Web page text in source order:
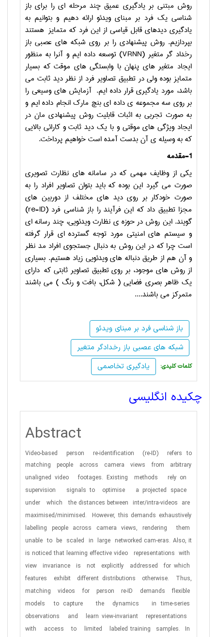
روش مبتنی بر یادگیری عمیق چند مرحله ای را برای باز
شناسی یک فرد بر مبنای ویدئو ارائه دهیم و بتوانیم به
یادگیری دیدهای قابل قیاسی از این فرد که متمایز هستند
بپردازیم. روش پیشنهادی را بر روی شبکه های عصبی باز
رخداد گر متغیر (VRNN) توسعه داده ایم و آنرا به منظور
ایجاد متغیر های پنهان با وابستگی های موقت که بسیار
متمایز بوده ولی در تطبیق تصاویر فرد از نظر دید ثابت می
باشد، مورد یادگیری قرار داده ایم. آزمایش های وسیعی را
بر روی سه مجموعه ی داده ای بنچ مارک انجام داده ایم و
به صورت تجربی به اثبات قابلیت روش پیشنهادی مان در
ایجاد ویژگی های موقتی و با یک دید ثابت و کارائی بالایی
که به وسیله ی آن بدست آمده است خواهیم پرداخت.
1-مقدمه
یکی از وظایف مهمی که در سامانه های نظارت تصویری
صورت می گیرد این بوده که باید بتوان تصاویر افراد را به
صورت خودکار بر روی دید های مختلف از دوربین های
مجزا تطبیق داد که این فرآیند را باز شناسی فرد (re-ID)
گویند. این روش در حوزه ی نظارت ویدئویی، چند رسانه ای
و سیستم های امنیتی مورد توجه گسترده ای قرار گرفته
است چرا که در این روش به دنبال جستجوی افراد مد نظر
و آن هم از طریق دنباله های ویدئویی زیاد هستیم. بسیاری
از روش های موجود، بر روی تطبیق تصاویر ثابتی که دارای
یک ظاهر بصری فضایی ( شکل، بافت و رنگ ) می باشند
متمرکز می باشند....
باز شناسی فرد بر مبنای ویدئو
شبکه های عصبی باز رخدادگر متغیر
یادگیری تخاصمی
:کلمات کلیدی
چکیده انگلیسی
Abstract
Video-based person re-identification (re-ID)
refers to
matching people across camera views from arbitrary
unaligned video
footages. Existing methods rely on
supervision
signals to optimise a projected space
under
which the distances between inter/intra-videos are
maximised/minimised.
However, this demands exhaustively
labelling people across camera views, rendering
them
unable to be scaled in large networked cam-eras. Also, it
is noticed that learning effective video representations with
view
invariance is not explicitly addressed
for which
features
exhibit different distributions otherwise.
Thus,
matching
videos for person re-ID demands
flexible
models
to capture the dynamics in time-series
observations
and learn view-invariant
representations
with
access to limited labeled training samples.
In